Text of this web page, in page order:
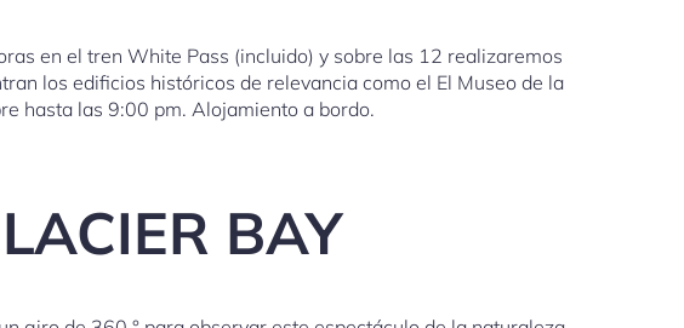
en el tren White Pass (incluido) y sobre las 12 realizaremos
los edificios históricos de relevancia como el El Museo de la
hasta las 9:00 pm. Alojamiento a bordo.
BAY